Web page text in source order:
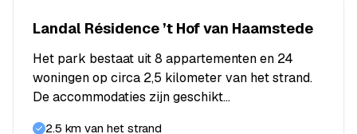
Landal Résidence ’t Hof van Haamstede
Het park bestaat uit 8 appartementen en 24
woningen op circa 2,5 kilometer van het strand.
De accommodaties zijn geschikt…
2.5 km van het strand